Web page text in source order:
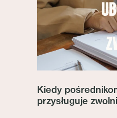
Kiedy
przysługuje